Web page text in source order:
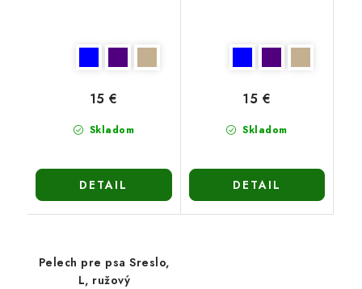
Skladom
15 €
DETAIL
Skladom
15 €
DETAIL
Pelech pre psa Sreslo,
L, ružový